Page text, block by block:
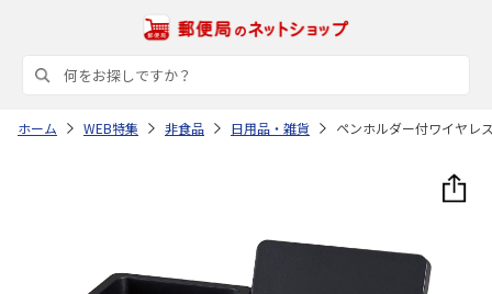
ホーム WEB特集 非食品 日用品・雑貨 ペンホルダー付ワイヤ